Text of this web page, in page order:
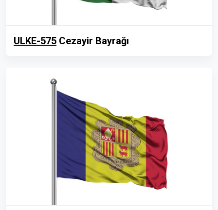
ULKE-575 Cezayir Bayrağı